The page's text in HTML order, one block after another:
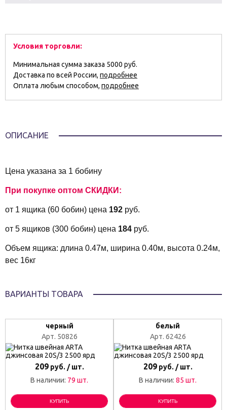
Условия торговли:
Минимальная сумма заказа 5000 руб.
Доставка по всей России, подробнее
Оплата любым способом, подробнее
ОПИСАНИЕ
Цена указана за 1 бобину
При покупке оптом СКИДКИ:
от 1 ящика (60 бобин) цена 192 руб.
от 5 ящиков (300 бобин) цена 184 руб.
Объем ящика: длина 0.47м, ширина 0.40м, высота 0.24м,
вес 16кг
ВАРИАНТЫ ТОВАРА
черный
Арт. 50826
209руб. / шт.
В наличии: 79 шт.
КУПИТЬ
белый
Арт. 62426
209руб. / шт.
В наличии: 85 шт.
КУПИТЬ